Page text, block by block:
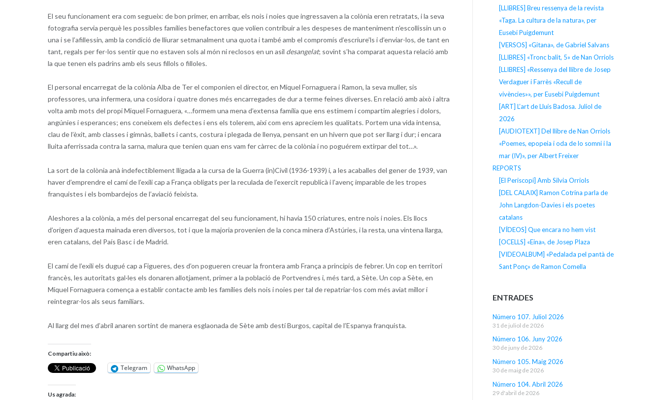
El seu funcionament era com segueix: de bon primer, en arribar, els nois i noies que ingressaven a la colònia eren retratats, i la seva
fotografia servia perquè les possibles famílies benefactores que volien contribuir a les despeses de manteniment n’escollissin un o
una i se l’afillessin, amb la condició de lliurar setmanalment una quota i també amb el compromís d’escriure’ls i d’enviar-los, de tant en
tant, regals per fer-los sentir que no estaven sols al món ni reclosos en un asil desangelat; sovint s’ha comparat aquesta relació amb
la que tenen els padrins amb els seus fillols o filloles.
El personal encarregat de la colònia Alba de Ter el componien el director, en Miquel Fornaguera i Ramon, la seva muller, sis
professores, una infermera, una cosidora i quatre dones més encarregades de dur a terme feines diverses. En relació amb això i altra
volta amb mots del propi Miquel Fornaguera, «…formem una mena d’extensa família que ens estimem i compartim alegries i dolors,
angúnies i esperances; ens coneixem els defectes i ens els tolerem, així com ens apreciem les qualitats. Portem una vida intensa,
clau de l’èxit, amb classes i gimnàs, ballets i cants, costura i plegada de llenya, pensant en un hivern que pot ser llarg i dur; i encara
lluita aferrissada contra la sarna, malura que tenien quan ens vam fer càrrec de la colònia i no poguérem extirpar del tot…».
La sort de la colònia anà indefectiblement lligada a la cursa de la Guerra (in)Civil (1936-1939) i, a les acaballes del gener de 1939, van
haver d’emprendre el camí de l’exili cap a França obligats per la reculada de l’exercit republicà i l’avenç imparable de les tropes
franquistes i els bombardejos de l’aviació feixista.
Aleshores a la colònia, a més del personal encarregat del seu funcionament, hi havia 150 criatures, entre nois i noies. Els llocs
d’origen d’aquesta mainada eren diversos, tot i que la majoria provenien de la conca minera d’Astúries, i la resta, una vintena llarga,
eren catalans, del País Basc i de Madrid.
El camí de l’exili els dugué cap a Figueres, des d’on pogueren creuar la frontera amb França a principis de febrer. Un cop en territori
francès, les autoritats gal·les els donaren allotjament, primer a la població de Portvendres i, més tard, a Sète. Un cop a Sète, en
Miquel Fornaguera comença a establir contacte amb les famílies dels nois i noies per tal de repatriar-los com més aviat millor i
reintegrar-los als seus familiars.
Al llarg del mes d’abril anaren sortint de manera esglaonada de Sète amb destí Burgos, capital de l’Espanya franquista.
Compartiu això:
Telegram WhatsApp
Us agrada:
[LLIBRES] Breu ressenya de la revista
«Taga. La cultura de la natura», per
Eusebi Puigdemunt
[VERSOS] «Gitana», de Gabriel Salvans
[LLIBRES] «Tronc balit, 5» de Nan Orriols
[LLIBRES] «Ressenya del llibre de Josep
Verdaguer i Farrès «Recull de
vivències»», per Eusebi Puigdemunt
[ART] L’art de Lluís Badosa. Juliol de
2026
[AUDIOTEXT] Del llibre de Nan Orriols
«Poemes, epopeia i oda de lo somni i la
mar (IV)», per Albert Freixer
REPORTS
[El Periscopi] Amb Silvia Orriols
[DEL CALAIX] Ramon Cotrina parla de
John Langdon-Davies i els poetes
catalans
[VÍDEOS] Que encara no hem vist
[OCELLS] «Eina», de Josep Plaza
[VIDEOALBUM] «Pedalada pel pantà de
Sant Ponç» de Ramon Comella
ENTRADES
Número 107. Juliol 2026
31 de juliol de 2026
Número 106. Juny 2026
30 de juny de 2026
Número 105. Maig 2026
30 de maig de 2026
Número 104. Abril 2026
29 d'abril de 2026